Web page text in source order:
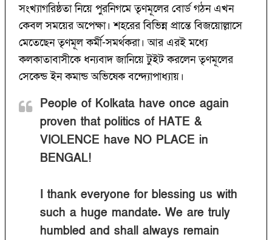
সংখ্যাগরিষ্ঠতা নিয়ে পুরনিগমে তৃণমূলের বোর্ড গঠন এখন
কেবল সময়ের অপেক্ষা। শহরের বিভিন্ন প্রান্তে বিজয়োল্লাসে
মেতেছেন তৃণমূল কর্মী-সমর্থকরা। আর এরই মধ্যে
কলকাতাবাসীকে ধন্যবাদ জানিয়ে টুইট করলেন তৃণমূলের
সেকেন্ড ইন কমান্ড অভিষেক বন্দ্যোপাধ্যায়।
People of Kolkata have once again
proven that politics of HATE &
VIOLENCE have NO PLACE in
BENGAL!
I thank everyone for blessing us with
such a huge mandate. We are truly
humbled and shall always remain